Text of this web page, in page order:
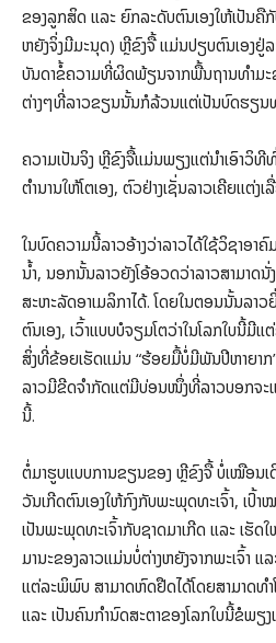
ຂອງລູກສິດ ແລະ ຍົກລະດັບຕົນເອງໃຫ້ເປັນຄືກັ
ຫຍັງຈິ່ງມີມະນຸດ) ຫຼີຂົງຈື້ ແມ່ນປຽບຕົນເອງຢູ່
ບັນດາຂໍ້ຄວາມທີ່ຜິດພ້ຽນຈາກພື້ນຖານທຳມ
ຕ່າງໆທີ່ລາວຂຽນນັ້ນກໍລ້ວນແຕ່ເປັນບົດຮຽນ
ຄວາມເປັນຈິງ ຫຼີຂົງຈື້ແມ່ນພຽງແຕ່ນຳເອົາວິທີ
ຕຳນານໃຫ້ໂຕເອງ, ຕົວຢ່າງເຊັ່ນລາວເຄີຍເເຕ່ງ
ໃນບົດຄວາມນີ້ລາວອ້າງວ່າລາວໄດ້ໃຊ້ວິຊາອາຄົ
ນ້ຳ, ນອກນັ້ນລາວຍັງໂອ້ອວດວ່າລາວສາມາດນັ່
ສະຫະລັດອາເມລິກາໄດ້. ໂດຍໃນຕອນນັ້ນລາ
ຕົນເອງ, ເວົ້າແບບບໍຈຽມໂຕວ່າໃນໂລກໃບນີ້
ສິ່ງທີ່ຂ້ອຍເຮັດແມ່ນ “ຮ້ອຍມື້ບໍ່ມີພັນປີຫາຍາກ
ລາວມີຂີດຈຳກັດແຕ່ມີບ່ອນໜຶ່ງທີ່ລາວບອກຈະ
ນີ້.
ຕໍ່ມາຮູບແບບການຂຽນຂອງ ຫຼີຂົງຈື້ ບໍ່ເໝືອນ
ວັນເກີດຕົນເອງໃຫ້ກົງກັບພະພຸດທະເຈົ້າ, ເປົ້
ເປັນພະພຸດທະເຈົ້າກັບຊາດມາເກີດ ແລະ ເຮັດ
ມານະຂອງລາວແມ່ນບໍ່ຕ່າງຫຍັງຈາກພະເຈົ້າ ແລ
ແຕ່ລະພິພົບ ສາມາດຫົດຢືດໄດ້ໂດຍສາມາດທຳໂ
ແລະ ເປັນຄົນກຳນົດສະຕາຂອງໂລກໃບນີ້ຂໍພຽ